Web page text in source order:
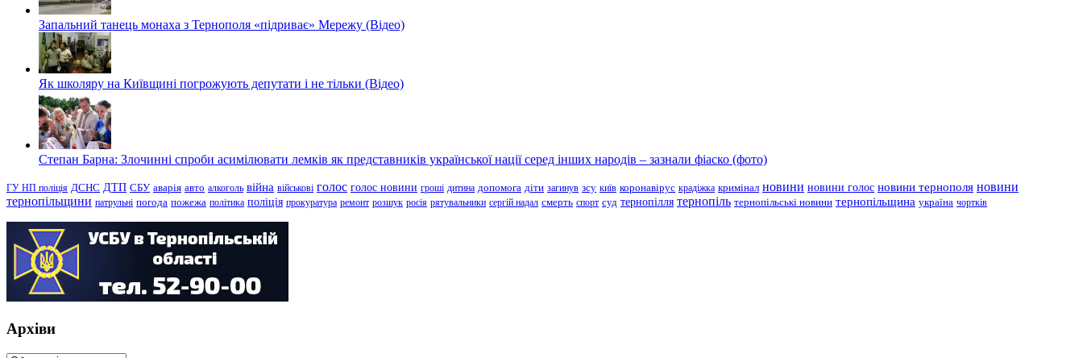
Запальний танець монаха з Тернополя «підриває» Мережу (Відео)
Як школяру на Київщині погрожують депутати і не тільки (Відео)
Степан Барна: Злочинні спроби асимілювати лемків як представників української нації серед інших народів – зазнали фіаско (фото)
ГУ НП поліція ДСНС ДТП СБУ аварія авто алкоголь війна військові голос голос новини гроші дитина допомога діти загинув зсу київ коронавірус крадіжка кримінал новини новини голос новини тернополя новини
тернопільщини патрульні погода пожежа політика поліція прокуратура ремонт розшук росія рятувальники сергій надал смерть спорт суд тернопілля тернопіль тернопільські новини тернопільщина україна чортків
Архіви